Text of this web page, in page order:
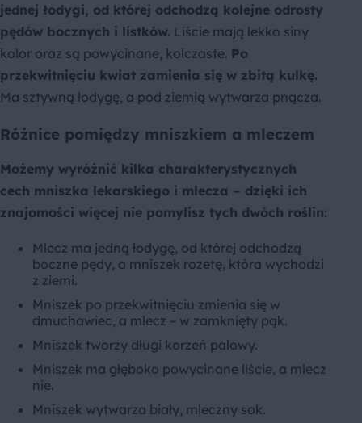
jednej łodygi, od której odchodzą kolejne odrosty
pędów bocznych i listków. Liście mają lekko siny
kolor oraz są powycinane, kolczaste. Po
przekwitnięciu kwiat zamienia się w zbitą kulkę.
Ma sztywną łodygę, a pod ziemią wytwarza pnącza.
Różnice pomiędzy mniszkiem a mleczem
Możemy wyróżnić kilka charakterystycznych
cech mniszka lekarskiego i mlecza – dzięki ich
znajomości więcej nie pomylisz tych dwóch roślin:
Mlecz ma jedną łodygę, od której odchodzą
boczne pędy, a mniszek rozetę, która wychodzi
z ziemi.
Mniszek po przekwitnięciu zmienia się w
dmuchawiec, a mlecz – w zamknięty pąk.
Mniszek tworzy długi korzeń palowy.
Mniszek ma głęboko powycinane liście, a mlecz
nie.
Mniszek wytwarza biały, mleczny sok.